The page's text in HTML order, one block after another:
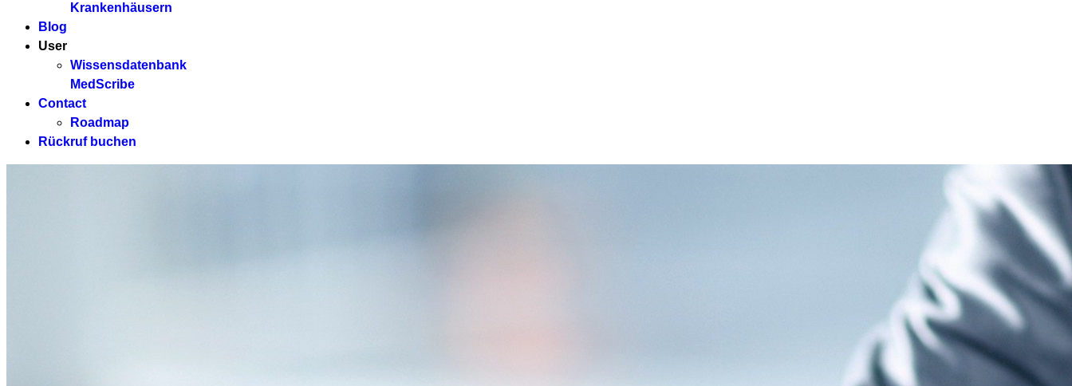
Krankenhäusern
Blog
User
Wissensdatenbank
MedScribe
Contact
Roadmap
Rückruf buchen